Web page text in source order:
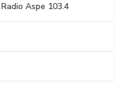
Aspe 103.4